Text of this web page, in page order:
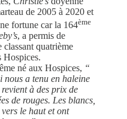
de 2005 à 2020 et
fortune car la 164ème
, a permis de
classant quatrième
Hospices.
né aux Hospices, “
nous a tenu en haleine
à des prix de
de rouges. Les blancs,
le haut et ont